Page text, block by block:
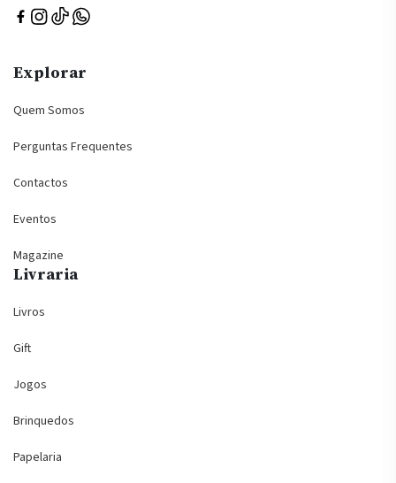
Explorar
Quem Somos
Perguntas Frequentes
Contactos
Eventos
Magazine
Livraria
Livros
Gift
Jogos
Brinquedos
Papelaria